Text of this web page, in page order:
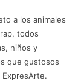
a los animales
todos
niños y
que gustosos